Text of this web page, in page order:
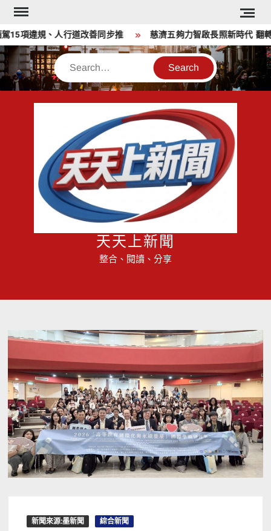
Skip
content
違規、人行道改善同步推 慈濟五夠力智啟長照新時代 翻轉銀
Search
天天上新聞
整合、閱讀、分享
新聞來源:墨新聞 綜合新聞